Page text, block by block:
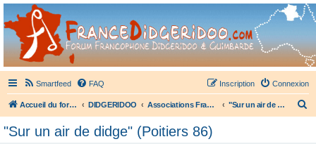
France Didgeridoo
Didgeridoo et Guimbarde sur France Didgeridoo - retrouvez la communauté.
Smartfeed FAQ Connexion
Inscription
Accueil du forum DIDGERIDOO Associations Françaises de Didgeridoo "Sur un air de didge" (Poitiers 86)
"Sur un air de didge" (Poitiers 86)